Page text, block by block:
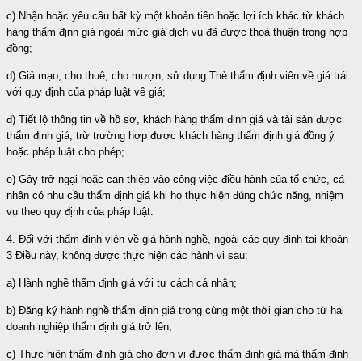
c) Nhận hoặc yêu cầu bất kỳ một khoản tiền hoặc lợi ích khác từ khách
hàng thẩm định giá ngoài mức giá dịch vụ đã được thoả thuận trong hợp
đồng;
d) Giả mạo, cho thuê, cho mượn; sử dụng Thẻ thẩm định viên về giá trái
với quy định của pháp luật về giá;
đ) Tiết lộ thông tin về hồ sơ, khách hàng thẩm định giá và tài sản được
thẩm định giá, trừ trường hợp được khách hàng thẩm định giá đồng ý
hoặc pháp luật cho phép;
e) Gây trở ngại hoặc can thiệp vào công việc điều hành của tổ chức, cá
nhân có nhu cầu thẩm định giá khi họ thực hiện đúng chức năng, nhiệm
vụ theo quy định của pháp luật.
4. Đối với thẩm định viên về giá hành nghề, ngoài các quy định tại khoản
3 Điều này, không được thực hiện các hành vi sau:
a) Hành nghề thẩm định giá với tư cách cá nhân;
b) Đăng ký hành nghề thẩm định giá trong cùng một thời gian cho từ hai
doanh nghiệp thẩm định giá trở lên;
c) Thực hiện thẩm định giá cho đơn vị được thẩm định giá mà thẩm định